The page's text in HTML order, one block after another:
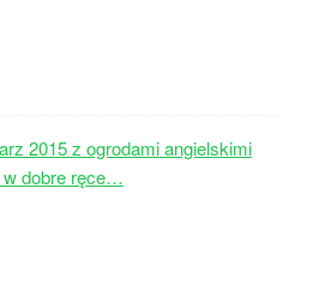
2015 z ogrodami angielskimi
w dobre ręce…